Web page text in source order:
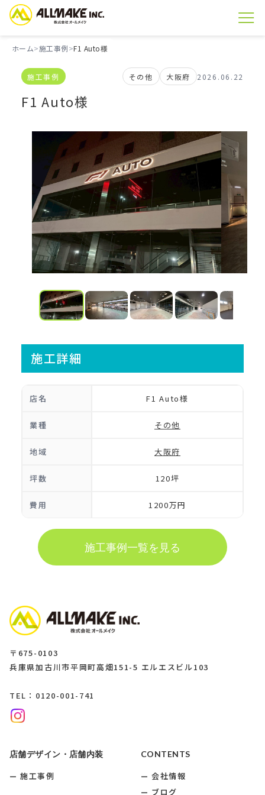
ホーム 施工事例 F1 Auto様
施工事例 その他 大阪府 2026.06.22
F1 Auto様
施工詳細
店名 F1 Auto様
業種 その他
地域 大阪府
坪数 120坪
費用 1200万円
施工事例一覧を見る
〒675-0103
兵庫県加古川市平岡町高畑151-5 エルエスビル103
TEL：0120-001-741
店舗デザイン・店舗内装
施工事例
CONTENTS
会社情報
ブログ